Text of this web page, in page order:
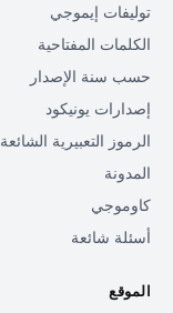
توليفات إيموجي
الكلمات المفتاحية
حسب سنة الإصدار
إصدارات يونيكود
الرموز التعبيرية الشائعة
المدونة
كاوموجي
أسئلة شائعة
الموقع